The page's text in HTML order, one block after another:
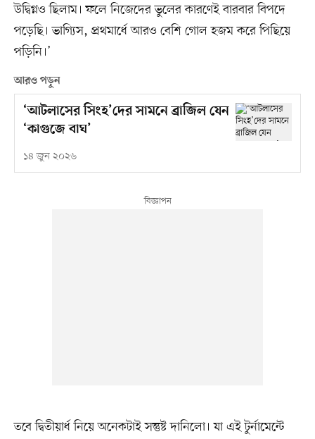
উদ্বিগ্নও ছিলাম। ফলে নিজেদের ভুলের কারণেই বারবার বিপদে
পড়েছি। ভাগ্যিস, প্রথমার্ধে আরও বেশি গোল হজম করে পিছিয়ে
পড়িনি।’
আরও পড়ুন
‘আটলাসের সিংহ’দের সামনে ব্রাজিল যেন
‘কাগুজে বাঘ’
১৪ জুন ২০২৬
তবে দ্বিতীয়ার্ধ নিয়ে অনেকটাই সন্তুষ্ট দানিলো। যা এই টুর্নামেন্টে